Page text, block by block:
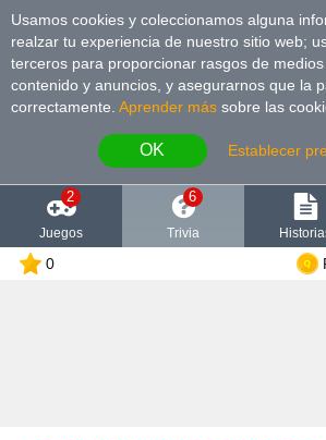
Usamos cookies y coleccionamos alguna
realzar tu experiencia de nuestro sitio web;
terceros para proporcionar rasgos de
contenido y anuncios, y asegurarnos que la
correctamente. Aprender más sobre las
OK Establecer
2
Juegos
6
Trivia
0